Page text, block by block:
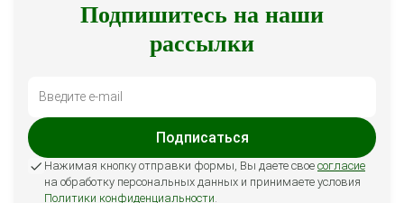
Подпишитесь на наши
рассылки
Подписаться
Нажимая кнопку отправки формы, Вы даете свое согласие
на обработку персональных данных и принимаете условия
Политики конфиденциальности.